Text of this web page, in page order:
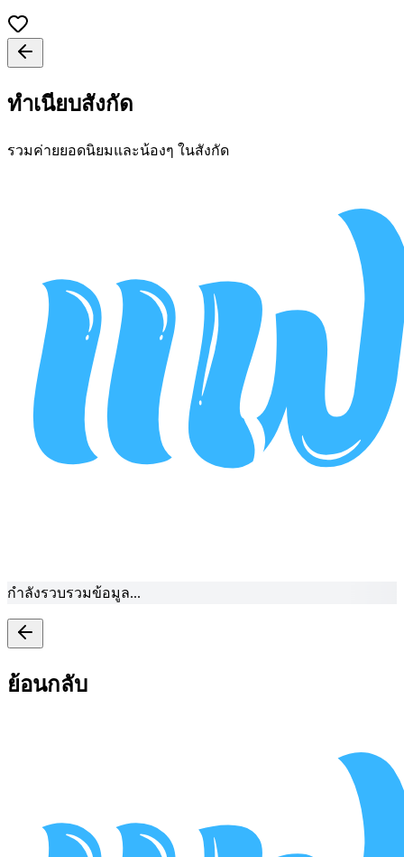
ทำเนียบสังกัด
รวมค่ายยอดนิยมและน้องๆ ในสังกัด
กำลังรวบรวมข้อมูล...
ย้อนกลับ